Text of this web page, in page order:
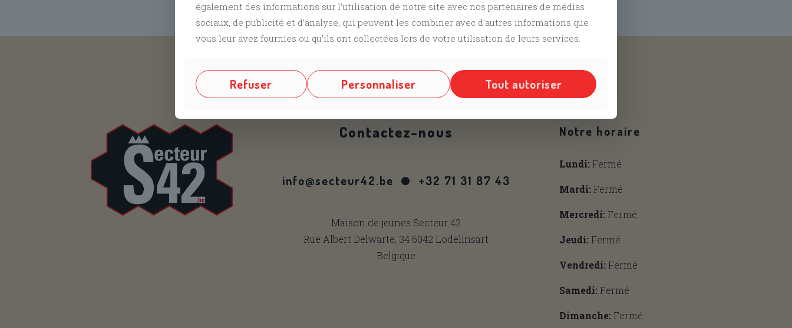
Contactez-nous
info@secteur42.be +32 71 31 87 43
Maison de jeunes Secteur 42
Rue Albert Delwarte, 34 6042 Lodelinsart
Belgique
Notre horaire
Lundi: Fermé
Mardi: Fermé
Mercredi: Fermé
Jeudi: Fermé
Vendredi: Fermé
Samedi: Fermé
Dimanche: Fermé
également des informations sur l’utilisation de notre site avec nos partenaires de médias
sociaux, de publicité et d’analyse, qui peuvent les combiner avec d’autres informations que
vous leur avez fournies ou qu’ils ont collectées lors de votre utilisation de leurs services.
Refuser Personnaliser Tout autoriser